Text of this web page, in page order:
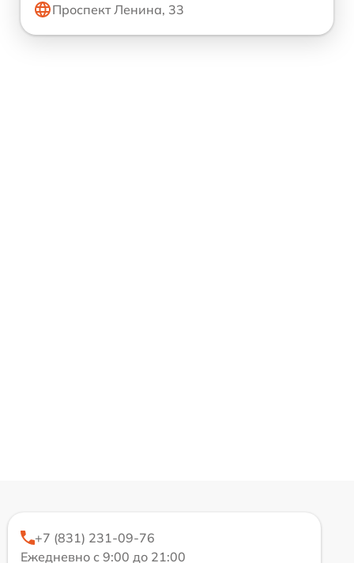
Проспект Ленина, 33
+7 (831) 231-09-76
Ежедневно с 9:00 до 21:00